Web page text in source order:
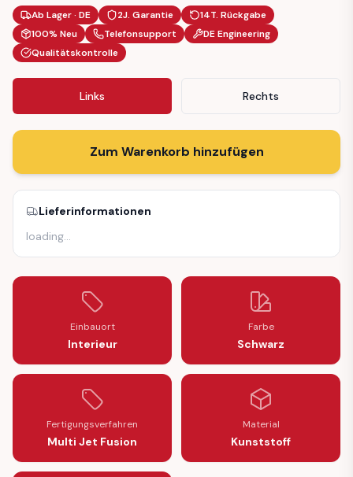
Ab Lager · DE 2J. Garantie
14T. Rückgabe
100% Neu
Telefonsupport
DE Engineering
Qualitätskontrolle
Links Rechts
Zum Warenkorb hinzufügen
Lieferinformationen
loading…
Einbauort
Interieur
Farbe
Schwarz
Fertigungsverfahren
Multi Jet Fusion
Material
Kunststoff